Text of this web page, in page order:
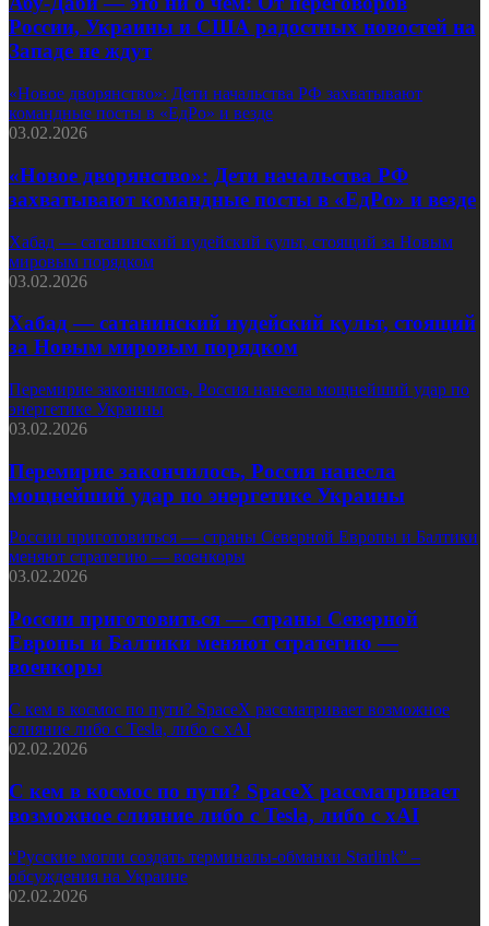
России, Украины и США радостных новостей на
Западе не ждут
«Новое дворянство»: Дети начальства РФ захватывают
командные посты в «ЕдРо» и везде
03.02.2026
«Новое дворянство»: Дети начальства РФ
захватывают командные посты в «ЕдРо» и везде
Хабад — сатанинский иудейский культ, стоящий за Новым
мировым порядком
03.02.2026
Хабад — сатанинский иудейский культ, стоящий
за Новым мировым порядком
Перемирие закончилось, Россия нанесла мощнейший удар по
энергетике Украины
03.02.2026
Перемирие закончилось, Россия нанесла
мощнейший удар по энергетике Украины
России приготовиться — страны Северной Европы и Балтики
меняют стратегию — военкоры
03.02.2026
России приготовиться — страны Северной
Европы и Балтики меняют стратегию —
военкоры
С кем в космос по пути? SpaceX рассматривает возможное
слияние либо с Tesla, либо с xAI
02.02.2026
С кем в космос по пути? SpaceX рассматривает
возможное слияние либо с Tesla, либо с xAI
“Русские могли создать терминалы-обманки Starlink” –
обсуждения на Украине
02.02.2026